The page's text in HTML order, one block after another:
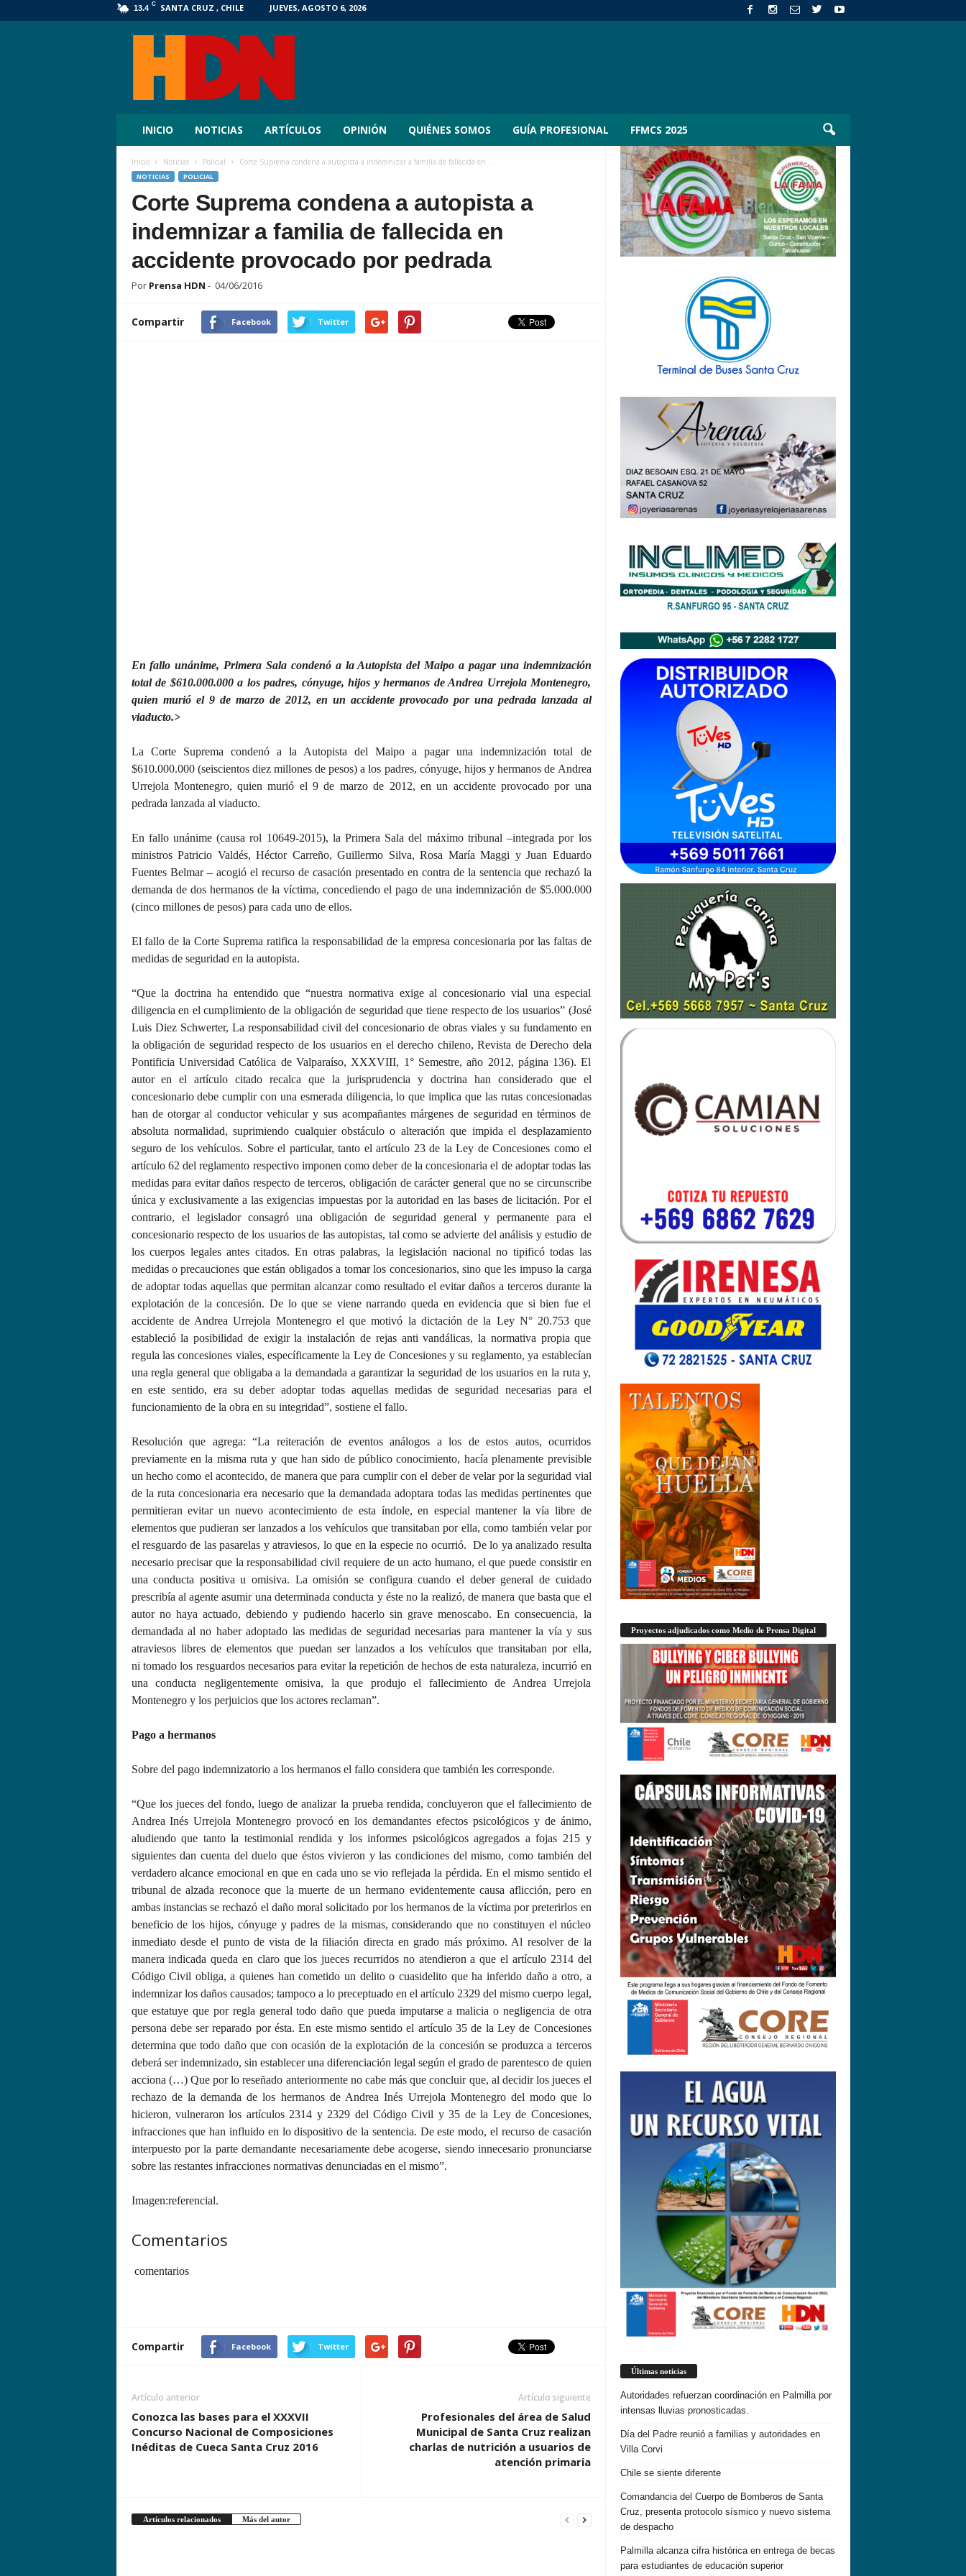
13.4 C SANTA CRUZ , CHILE JUEVES, AGOSTO 6, 2026
HDN
INICIO NOTICIAS ARTÍCULOS OPINIÓN QUIÉNES SOMOS GUÍA PROFESIONAL FFMCS 2025
Inicio Noticias Policial Corte Suprema condena a autopista a indemnizar a familia de fallecida en...
NOTICIAS POLICIAL
Corte Suprema condena a autopista a
indemnizar a familia de fallecida en
accidente provocado por pedrada
Por Prensa HDN - 04/06/2016
Compartir Facebook Twitter
En fallo unánime, Primera Sala condenó a la Autopista del Maipo a pagar una indemnización
total de $610.000.000 a los padres, cónyuge, hijos y hermanos de Andrea Urrejola Montenegro,
quien murió el 9 de marzo de 2012, en un accidente provocado por una pedrada lanzada al
viaducto.>
La Corte Suprema condenó a la Autopista del Maipo a pagar una indemnización total de
$610.000.000 (seiscientos diez millones de pesos) a los padres, cónyuge, hijos y hermanos de Andrea
Urrejola Montenegro, quien murió el 9 de marzo de 2012, en un accidente provocado por una
pedrada lanzada al viaducto.
En fallo unánime (causa rol 10649-2015), la Primera Sala del máximo tribunal –integrada por los
ministros Patricio Valdés, Héctor Carreño, Guillermo Silva, Rosa María Maggi y Juan Eduardo
Fuentes Belmar – acogió el recurso de casación presentado en contra de la sentencia que rechazó la
demanda de dos hermanos de la víctima, concediendo el pago de una indemnización de $5.000.000
(cinco millones de pesos) para cada uno de ellos.
El fallo de la Corte Suprema ratifica la responsabilidad de la empresa concesionaria por las faltas de
medidas de seguridad en la autopista.
“Que la doctrina ha entendido que “nuestra normativa exige al concesionario vial una especial
diligencia en el cumplimiento de la obligación de seguridad que tiene respecto de los usuarios” (José
Luis Diez Schwerter, La responsabilidad civil del concesionario de obras viales y su fundamento en
la obligación de seguridad respecto de los usuarios en el derecho chileno, Revista de Derecho dela
Pontificia Universidad Católica de Valparaíso, XXXVIII, 1° Semestre, año 2012, página 136). El
autor en el artículo citado recalca que la jurisprudencia y doctrina han considerado que el
concesionario debe cumplir con una esmerada diligencia, lo que implica que las rutas concesionadas
han de otorgar al conductor vehicular y sus acompañantes márgenes de seguridad en términos de
absoluta normalidad, suprimiendo cualquier obstáculo o alteración que impida el desplazamiento
seguro de los vehículos. Sobre el particular, tanto el artículo 23 de la Ley de Concesiones como el
artículo 62 del reglamento respectivo imponen como deber de la concesionaria el de adoptar todas las
medidas para evitar daños respecto de terceros, obligación de carácter general que no se circunscribe
única y exclusivamente a las exigencias impuestas por la autoridad en las bases de licitación. Por el
contrario, el legislador consagró una obligación de seguridad general y permanente para el
concesionario respecto de los usuarios de las autopistas, tal como se advierte del análisis y estudio de
los cuerpos legales antes citados. En otras palabras, la legislación nacional no tipificó todas las
medidas o precauciones que están obligados a tomar los concesionarios, sino que les impuso la carga
de adoptar todas aquellas que permitan alcanzar como resultado el evitar daños a terceros durante la
explotación de la concesión. De lo que se viene narrando queda en evidencia que si bien fue el
accidente de Andrea Urrejola Montenegro el que motivó la dictación de la Ley N° 20.753 que
estableció la posibilidad de exigir la instalación de rejas anti vandálicas, la normativa propia que
regula las concesiones viales, específicamente la Ley de Concesiones y su reglamento, ya establecían
una regla general que obligaba a la demandada a garantizar la seguridad de los usuarios en la ruta y,
en este sentido, era su deber adoptar todas aquellas medidas de seguridad necesarias para el
funcionamiento de la obra en su integridad”, sostiene el fallo.
Resolución que agrega: “La reiteración de eventos análogos a los de estos autos, ocurridos
previamente en la misma ruta y que han sido de público conocimiento, hacía plenamente previsible
un hecho como el acontecido, de manera que para cumplir con el deber de velar por la seguridad vial
de la ruta concesionaria era necesario que la demandada adoptara todas las medidas pertinentes que
permitieran evitar un nuevo acontecimiento de esta índole, en especial mantener la vía libre de
elementos que pudieran ser lanzados a los vehículos que transitaban por ella, como también velar por
el resguardo de las pasarelas y atraviesos, lo que en la especie no ocurrió. De lo ya analizado resulta
necesario precisar que la responsabilidad civil requiere de un acto humano, el que puede consistir en
una conducta positiva u omisiva. La omisión se configura cuando el deber general de cuidado
prescribía al agente asumir una determinada conducta y éste no la realizó, de manera que basta que el
autor no haya actuado, debiendo y pudiendo hacerlo sin grave menoscabo. En consecuencia, la
demandada al no haber adoptado las medidas de seguridad necesarias para mantener la vía y sus
atraviesos libres de elementos que puedan ser lanzados a los vehículos que transitaban por ella,
ni tomado los resguardos necesarios para evitar la repetición de hechos de esta naturaleza, incurrió en
una conducta negligentemente omisiva, la que produjo el fallecimiento de Andrea Urrejola
Montenegro y los perjuicios que los actores reclaman”.
Pago a hermanos
Sobre del pago indemnizatorio a los hermanos el fallo considera que también les corresponde.
“Que los jueces del fondo, luego de analizar la prueba rendida, concluyeron que el fallecimiento de
Andrea Inés Urrejola Montenegro provocó en los demandantes efectos psicológicos y de ánimo,
aludiendo que tanto la testimonial rendida y los informes psicológicos agregados a fojas 215 y
siguientes dan cuenta del duelo que éstos vivieron y las condiciones del mismo, como también del
verdadero alcance emocional en que en cada uno se vio reflejada la pérdida. En el mismo sentido el
tribunal de alzada reconoce que la muerte de un hermano evidentemente causa aflicción, pero en
ambas instancias se rechazó el daño moral solicitado por los hermanos de la víctima por preterirlos en
beneficio de los hijos, cónyuge y padres de la mismas, considerando que no constituyen el núcleo
inmediato desde el punto de vista de la filiación directa en grado más próximo. Al resolver de la
manera indicada queda en claro que los jueces recurridos no atendieron a que el artículo 2314 del
Código Civil obliga, a quienes han cometido un delito o cuasidelito que ha inferido daño a otro, a
indemnizar los daños causados; tampoco a lo preceptuado en el artículo 2329 del mismo cuerpo legal,
que estatuye que por regla general todo daño que pueda imputarse a malicia o negligencia de otra
persona debe ser reparado por ésta. En este mismo sentido el artículo 35 de la Ley de Concesiones
determina que todo daño que con ocasión de la explotación de la concesión se produzca a terceros
deberá ser indemnizado, sin establecer una diferenciación legal según el grado de parentesco de quien
acciona (…) Que por lo reseñado anteriormente no cabe más que concluir que, al decidir los jueces el
rechazo de la demanda de los hermanos de Andrea Inés Urrejola Montenegro del modo que lo
hicieron, vulneraron los artículos 2314 y 2329 del Código Civil y 35 de la Ley de Concesiones,
infracciones que han influido en lo dispositivo de la sentencia. De este modo, el recurso de casación
interpuesto por la parte demandante necesariamente debe acogerse, siendo innecesario pronunciarse
sobre las restantes infracciones normativas denunciadas en el mismo”.
Imagen:referencial.
Comentarios
comentarios
Compartir Facebook Twitter
Artículo anterior
Conozca las bases para el XXXVII
Concurso Nacional de Composiciones
Inéditas de Cueca Santa Cruz 2016
Artículo siguiente
Profesionales del área de Salud
Municipal de Santa Cruz realizan
charlas de nutrición a usuarios de
atención primaria
Artículos relacionados Más del autor
Proyectos adjudicados como Medio de Prensa Digital
Últimas noticias
Autoridades refuerzan coordinación en Palmilla por
intensas lluvias pronosticadas.
Día del Padre reunió a familias y autoridades en
Villa Corvi
Chile se siente diferente
Comandancia del Cuerpo de Bomberos de Santa
Cruz, presenta protocolo sísmico y nuevo sistema
de despacho
Palmilla alcanza cifra histórica en entrega de becas
para estudiantes de educación superior